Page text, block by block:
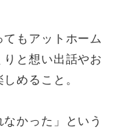
もアットホーム
と想い出話やお
めること。
なかった」という